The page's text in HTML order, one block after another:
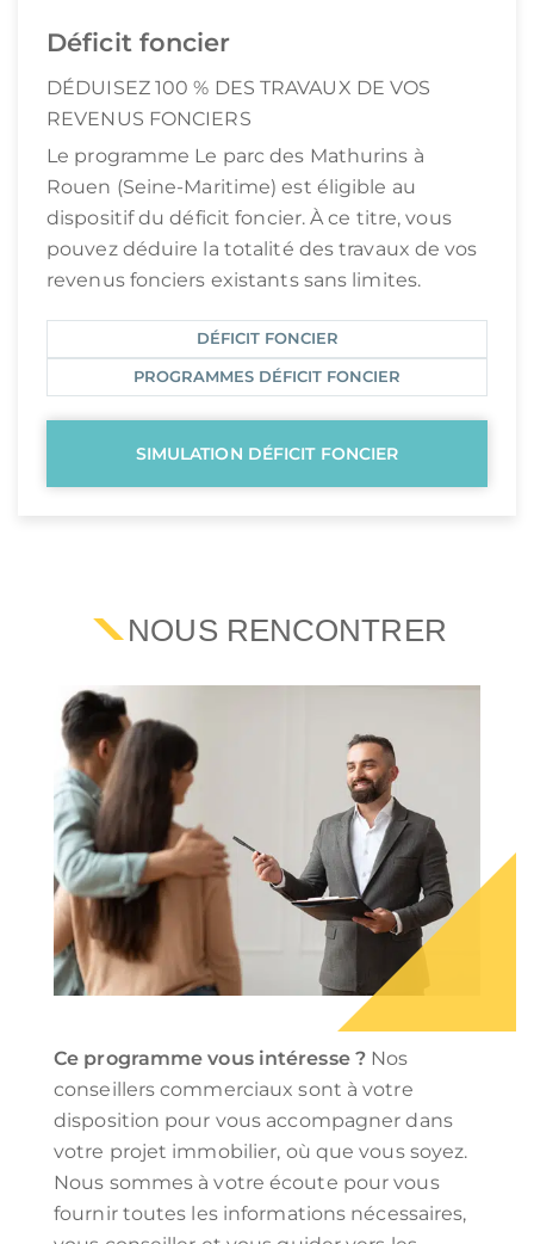
Déficit foncier
DÉDUISEZ 100 % DES TRAVAUX DE VOS
REVENUS FONCIERS
Le programme Le parc des Mathurins à
Rouen (Seine-Maritime) est éligible au
dispositif du déficit foncier. À ce titre, vous
pouvez déduire la totalité des travaux de vos
revenus fonciers existants sans limites.
DÉFICIT FONCIER
PROGRAMMES DÉFICIT FONCIER
SIMULATION DÉFICIT FONCIER
NOUS RENCONTRER
Ce programme vous intéresse ?Nos
conseillers commerciaux sont à votre
disposition pour vous accompagner dans
votre projet immobilier, où que vous soyez.
Nous sommes à votre écoute pour vous
fournir toutes les informations nécessaires,